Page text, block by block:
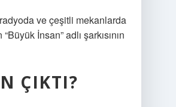
ve çeşitli mekanlarda
İnsan” adlı şarkısının
ÇIKTI?